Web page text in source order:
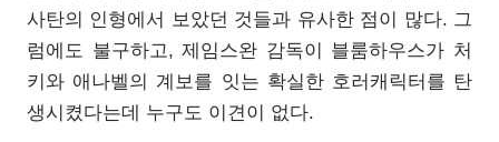
사탄의 인형에서 보았던 것들과 유사한 점이 많다. 그
럼에도 불구하고, 제임스완 감독이 블룸하우스가 처
키와 애나벨의 계보를 잇는 확실한 호러캐릭터를 탄
생시켰다는데 누구도 이견이 없다.